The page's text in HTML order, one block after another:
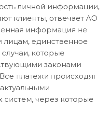
личной информации,
клиенты, отвечает АО
информация не
лицам, единственное
которые
законами
платежи происходят
через которые